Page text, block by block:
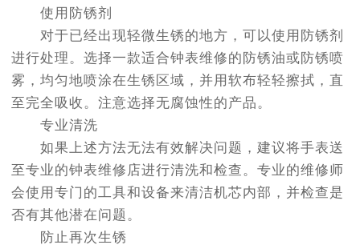
使用防锈剂
对于已经出现轻微生锈的地方，可以使用防锈剂
进行处理。选择一款适合钟表维修的防锈油或防锈喷
雾，均匀地喷涂在生锈区域，并用软布轻轻擦拭，直
至完全吸收。注意选择无腐蚀性的产品。
专业清洗
如果上述方法无法有效解决问题，建议将手表送
至专业的钟表维修店进行清洗和检查。专业的维修师
会使用专门的工具和设备来清洁机芯内部，并检查是
否有其他潜在问题。
防止再次生锈